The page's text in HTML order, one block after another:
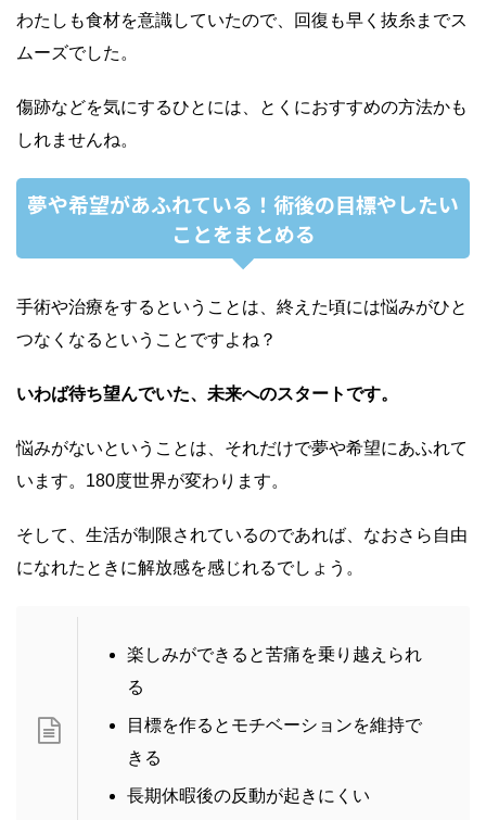
わたしも食材を意識していたので、回復も早く抜糸までス
ムーズでした。
傷跡などを気にするひとには、とくにおすすめの方法かも
しれませんね。
夢や希望があふれている！術後の目標やしたい
ことをまとめる
手術や治療をするということは、終えた頃には悩みがひと
つなくなるということですよね？
いわば待ち望んでいた、未来へのスタートです。
悩みがないということは、それだけで夢や希望にあふれて
います。180度世界が変わります。
そして、生活が制限されているのであれば、なおさら自由
になれたときに解放感を感じれるでしょう。
楽しみができると苦痛を乗り越えられ
る
目標を作るとモチベーションを維持で
きる
長期休暇後の反動が起きにくい